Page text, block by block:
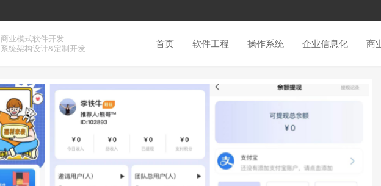
商业模式软件开发
系统架构设计&定制开发
首页 软件工程 操作系统 企业信息化 商